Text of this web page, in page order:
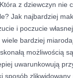
z dziewczyn nie
Jak najbardziej
i poczucie
bardziej
możliwością
uwarunkowują
sposób zlikwidowany